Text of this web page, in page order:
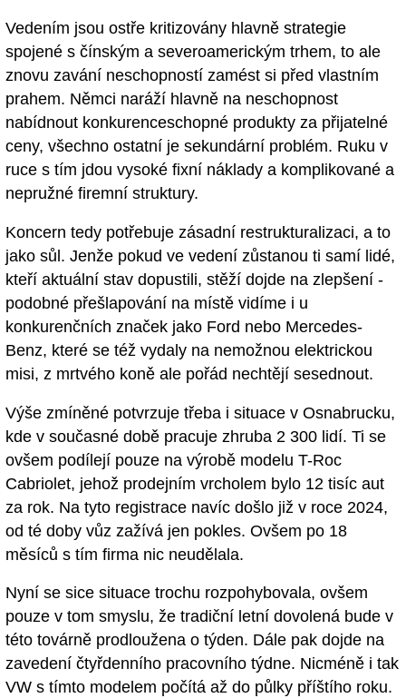
Vedením jsou ostře kritizovány hlavně strategie
spojené s čínským a severoamerickým trhem, to ale
znovu zavání neschopností zamést si před vlastním
prahem. Němci naráží hlavně na neschopnost
nabídnout konkurenceschopné produkty za přijatelné
ceny, všechno ostatní je sekundární problém. Ruku v
ruce s tím jdou vysoké fixní náklady a komplikované a
nepružné firemní struktury.
Koncern tedy potřebuje zásadní restrukturalizaci, a to
jako sůl. Jenže pokud ve vedení zůstanou ti samí lidé,
kteří aktuální stav dopustili, stěží dojde na zlepšení -
podobné přešlapování na místě vidíme i u
konkurenčních značek jako Ford nebo Mercedes-
Benz, které se též vydaly na nemožnou elektrickou
misi, z mrtvého koně ale pořád nechtějí sesednout.
Výše zmíněné potvrzuje třeba i situace v Osnabrucku,
kde v současné době pracuje zhruba 2 300 lidí. Ti se
ovšem podílejí pouze na výrobě modelu T-Roc
Cabriolet, jehož prodejním vrcholem bylo 12 tisíc aut
za rok. Na tyto registrace navíc došlo již v roce 2024,
od té doby vůz zažívá jen pokles. Ovšem po 18
měsíců s tím firma nic neudělala.
Nyní se sice situace trochu rozpohybovala, ovšem
pouze v tom smyslu, že tradiční letní dovolená bude v
této továrně prodloužena o týden. Dále pak dojde na
zavedení čtyřdenního pracovního týdne. Nicméně i tak
VW s tímto modelem počítá až do půlky příštího roku.